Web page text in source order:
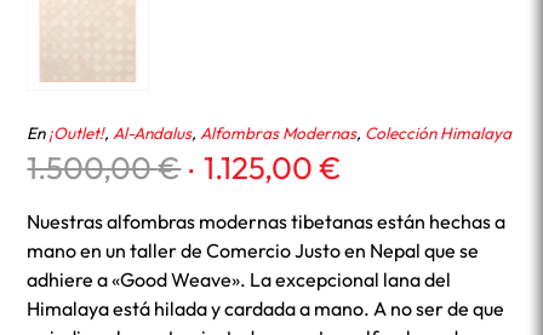
En¡Outlet!,Al-Andalus,Alfombras Modernas, Colección Himalaya
1.500,00€El
precio
original
era:
1.500,00 €.
1.125,00€
actual
es:
1.125,00 €.
Nuestras alfombras modernas tibetanas están hechas a
mano en un taller de Comercio Justo en Nepal que se
adhiere a «Good Weave». La excepcional lana del
Himalaya está hilada y cardada a mano. A no ser de que